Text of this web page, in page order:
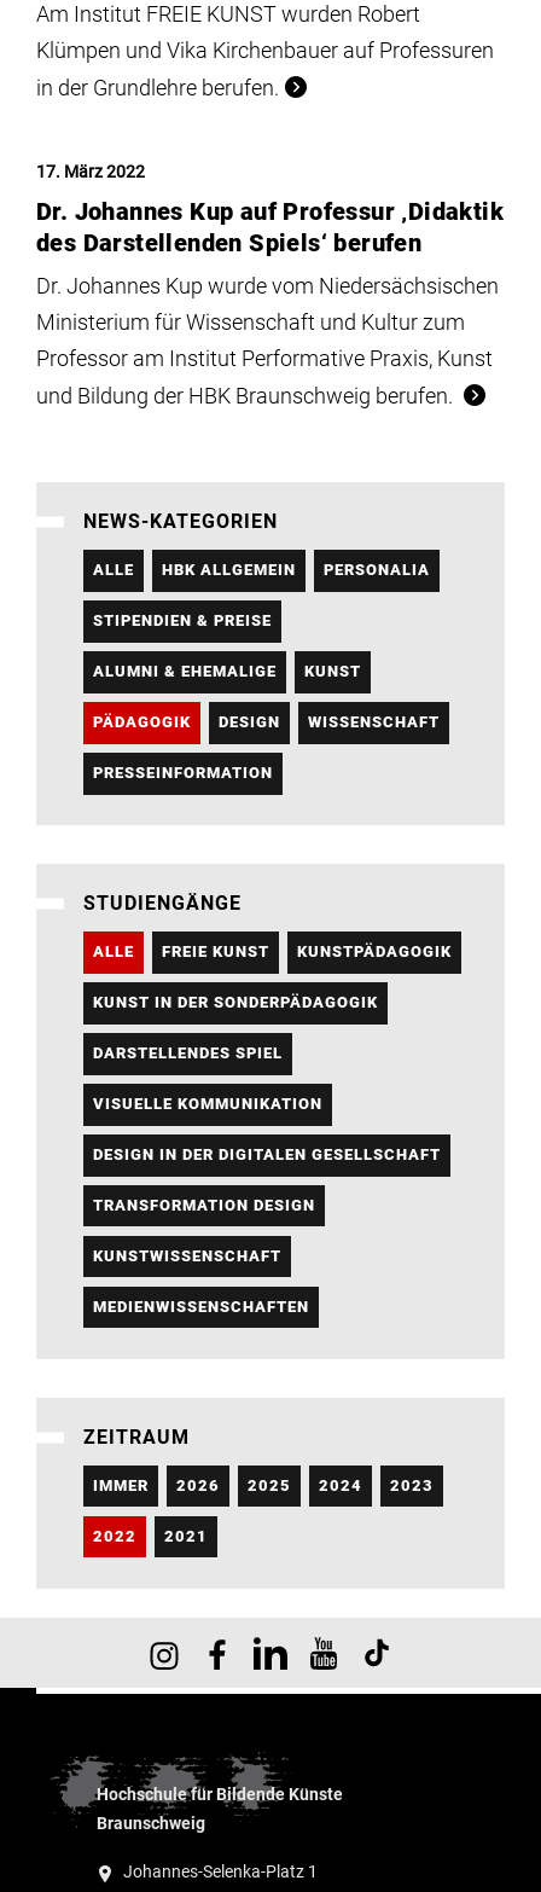
Am Institut FREIE KUNST wurden Robert
Klümpen und Vika Kirchenbauer auf Professuren
in der Grundlehre berufen.
17. März 2022
Dr. Johannes Kup auf Professur ‚Didaktik
des Darstellenden Spiels‘ berufen
Dr. Johannes Kup wurde vom Niedersächsischen
Ministerium für Wissenschaft und Kultur zum
Professor am Institut Performative Praxis, Kunst
und Bildung der HBK Braunschweig berufen.
NEWS-KATEGORIEN
ALLE HBK ALLGEMEIN PERSONALIA
STIPENDIEN & PREISE
ALUMNI & EHEMALIGE KUNST
PÄDAGOGIK DESIGN WISSENSCHAFT
PRESSEINFORMATION
STUDIENGÄNGE
ALLE FREIE KUNST KUNSTPÄDAGOGIK
KUNST IN DER SONDERPÄDAGOGIK
DARSTELLENDES SPIEL
VISUELLE KOMMUNIKATION
DESIGN IN DER DIGITALEN GESELLSCHAFT
TRANSFORMATION DESIGN
KUNSTWISSENSCHAFT
MEDIENWISSENSCHAFTEN
ZEITRAUM
IMMER 2026 2025 2024 2023
2022 2021
Hochschule für Bildende Künste
Braunschweig
Johannes-Selenka-Platz 1